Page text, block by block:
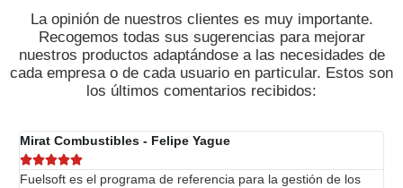
La opinión de nuestros clientes es muy importante.
Recogemos todas sus sugerencias para mejorar
nuestros productos adaptándose a las necesidades de
cada empresa o de cada usuario en particular. Estos son
los últimos comentarios recibidos:
Mirat Combustibles - Felipe Yague

Fuelsoft es el programa de referencia para la gestión de los